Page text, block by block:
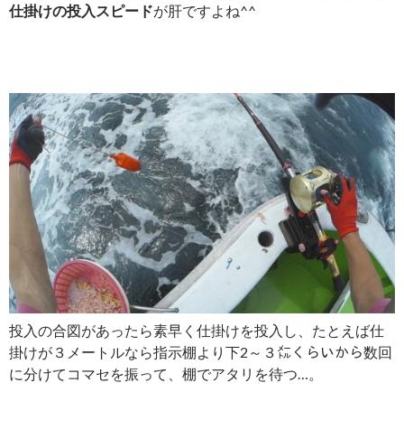
仕掛けの投入スピードが肝ですよね^^
投入の合図があったら素早く仕掛けを投入し、たとえば仕
掛けが３メートルなら指示棚より下2～３㍍くらいから数回
に分けてコマセを振って、棚でアタリを待つ…。